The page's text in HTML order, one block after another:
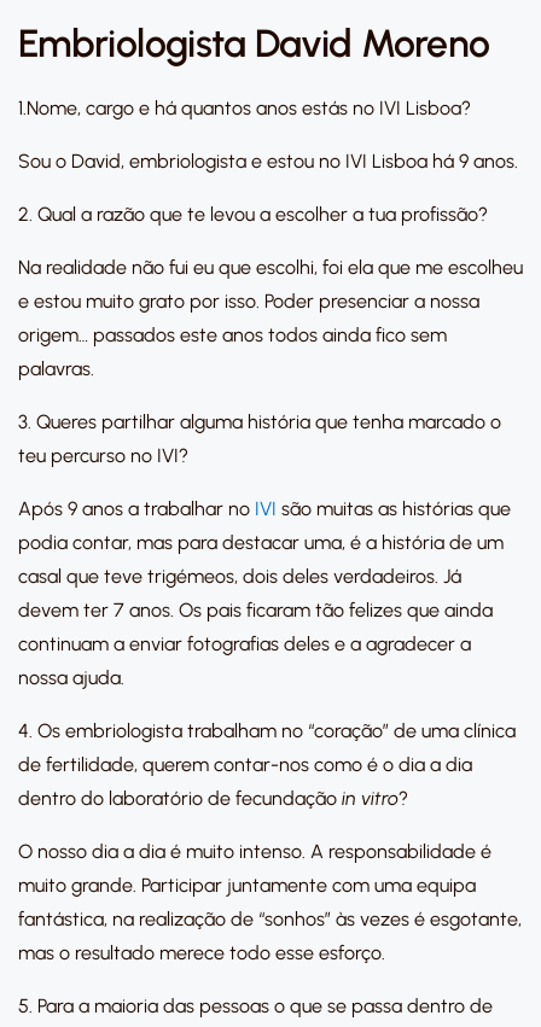
Embriologista David Moreno
1.Nome, cargo e há quantos anos estás no IVI Lisboa?
Sou o David, embriologista e estou no IVI Lisboa há 9 anos.
2. Qual a razão que te levou a escolher a tua profissão?
Na realidade não fui eu que escolhi, foi ela que me escolheu
e estou muito grato por isso. Poder presenciar a nossa
origem… passados este anos todos ainda fico sem
palavras.
3. Queres partilhar alguma história que tenha marcado o
teu percurso no IVI?
Após 9 anos a trabalhar no IVI são muitas as histórias que
podia contar, mas para destacar uma, é a história de um
casal que teve trigémeos, dois deles verdadeiros. Já
devem ter 7 anos. Os pais ficaram tão felizes que ainda
continuam a enviar fotografias deles e a agradecer a
nossa ajuda.
4. Os embriologista trabalham no “coração” de uma clínica
de fertilidade, querem contar-nos como é o dia a dia
dentro do laboratório de fecundação in vitro?
O nosso dia a dia é muito intenso. A responsabilidade é
muito grande. Participar juntamente com uma equipa
fantástica, na realização de “sonhos” às vezes é esgotante,
mas o resultado merece todo esse esforço.
5. Para a maioria das pessoas o que se passa dentro de